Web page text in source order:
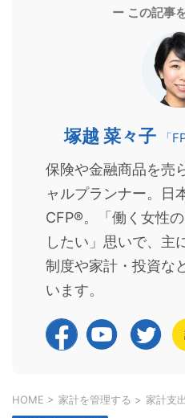
ー この記事
塚越 菜々子 「
保険や金融商品を売
ャルプランナー。日
CFP®。「働く女性
したい」思いで、主
制度や家計・投資な
います。
HOME > 家計を管理する > 家計支